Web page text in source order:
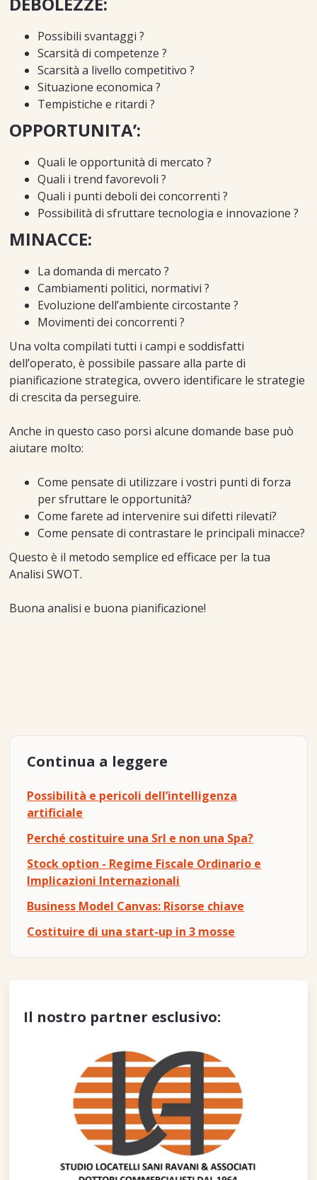
Possibili svantaggi ?
Scarsità di competenze ?
Scarsità a livello competitivo ?
Situazione economica ?
Tempistiche e ritardi ?
OPPORTUNITA’:
Quali le opportunità di mercato ?
Quali i trend favorevoli ?
Quali i punti deboli dei concorrenti ?
Possibilità di sfruttare tecnologia e innovazione ?
MINACCE:
La domanda di mercato ?
Cambiamenti politici, normativi ?
Evoluzione dell’ambiente circostante ?
Movimenti dei concorrenti ?
Una volta compilati tutti i campi e soddisfatti
dell’operato, è possibile passare alla parte di
pianificazione strategica, ovvero identificare le strategie
di crescita da perseguire.
Anche in questo caso porsi alcune domande base può
aiutare molto:
Come pensate di utilizzare i vostri punti di forza
per sfruttare le opportunità?
Come farete ad intervenire sui difetti rilevati?
Come pensate di contrastare le principali minacce?
Questo è il metodo semplice ed efficace per la tua
Analisi SWOT.
Buona analisi e buona pianificazione!
Continua a leggere
Possibilità e pericoli dell’intelligenza
artificiale
Perché costituire una Srl e non una Spa?
Stock option - Regime Fiscale Ordinario e
Implicazioni Internazionali
Business Model Canvas: Risorse chiave
Costituire di una start-up in 3 mosse
Il nostro partner esclusivo: